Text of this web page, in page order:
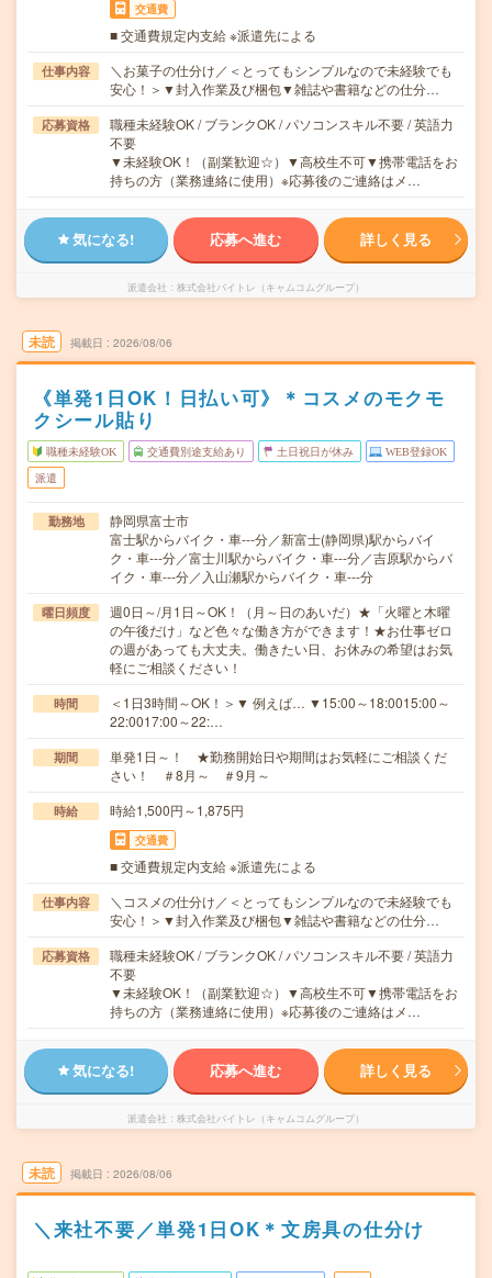
交通費
■ 交通費規定内支給 ※派遣先による
仕事内容
＼お菓子の仕分け／＜とってもシンプルなので未経験でも
安心！＞▼封入作業及び梱包▼雑誌や書籍などの仕分…
応募資格
職種未経験OK / ブランクOK / パソコンスキル不要 / 英語力
不要
▼未経験OK！（副業歓迎☆）▼高校生不可▼携帯電話をお
持ちの方（業務連絡に使用）※応募後のご連絡はメ…
気になる! 応募へ進む 詳しく見る
派遣会社 株式会社バイトレ（キャムコムグループ）
未読 掲載日 2026/08/06
《単発1日OK！日払い可》＊コスメのモクモ
クシール貼り
職種未経験OK 交通費別途支給あり 土日祝日が休み WEB登録OK
派遣
勤務地
静岡県富士市
富士駅からバイク・車---分／新富士(静岡県)駅からバイ
ク・車---分／富士川駅からバイク・車---分／吉原駅からバ
イク・車---分／入山瀬駅からバイク・車---分
曜日頻度
週0日～/月1日～OK！（月～日のあいだ）★「火曜と木曜
の午後だけ」など色々な働き方ができます！★お仕事ゼロ
の週があっても大丈夫。働きたい日、お休みの希望はお気
軽にご相談ください！
時間
＜1日3時間～OK！＞▼ 例えば… ▼15:00～18:0015:00～
22:0017:00～22:…
期間
単発1日～！ ★勤務開始日や期間はお気軽にご相談くだ
さい！ ＃8月～ ＃9月～
時給 時給1,500円～1,875円
交通費
■ 交通費規定内支給 ※派遣先による
仕事内容
＼コスメの仕分け／＜とってもシンプルなので未経験でも
安心！＞▼封入作業及び梱包▼雑誌や書籍などの仕分…
応募資格
職種未経験OK / ブランクOK / パソコンスキル不要 / 英語力
不要
▼未経験OK！（副業歓迎☆）▼高校生不可▼携帯電話をお
持ちの方（業務連絡に使用）※応募後のご連絡はメ…
気になる! 応募へ進む 詳しく見る
派遣会社 株式会社バイトレ（キャムコムグループ）
未読 掲載日 2026/08/06
＼来社不要／単発1日OK＊文房具の仕分け